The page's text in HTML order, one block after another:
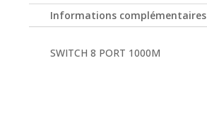
Informations complémentaires
SWITCH 8 PORT 1000M